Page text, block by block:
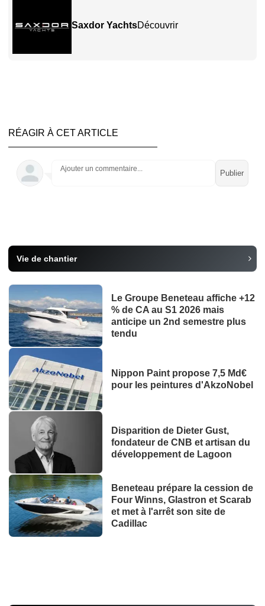
Saxdor YachtsDécouvrir
RÉAGIR À CET ARTICLE
Ajouter un commentaire...
Vie de chantier
Le Groupe Beneteau affiche +12
% de CA au S1 2026 mais
anticipe un 2nd semestre plus
tendu
Nippon Paint propose 7,5 Md€
pour les peintures d'AkzoNobel
Disparition de Dieter Gust,
fondateur de CNB et artisan du
développement de Lagoon
Beneteau prépare la cession de
Four Winns, Glastron et Scarab
et met à l'arrêt son site de
Cadillac